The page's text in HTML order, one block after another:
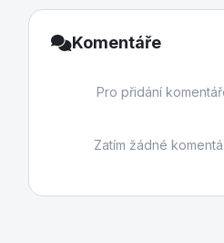
Komentáře
Pro přidání
Zatím žádné